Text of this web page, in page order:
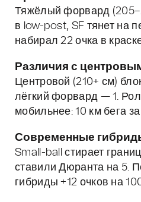
Тяжёлый форвард
в low-post, SF тянет на
набирал 22 очка в
Различия с
Центровой (210+ см)
лёгкий форвард — 1.
мобильнее: 10 км бега
Современные
Small-ball стирает
ставили Дюранта на 5.
гибриды +12 очков на